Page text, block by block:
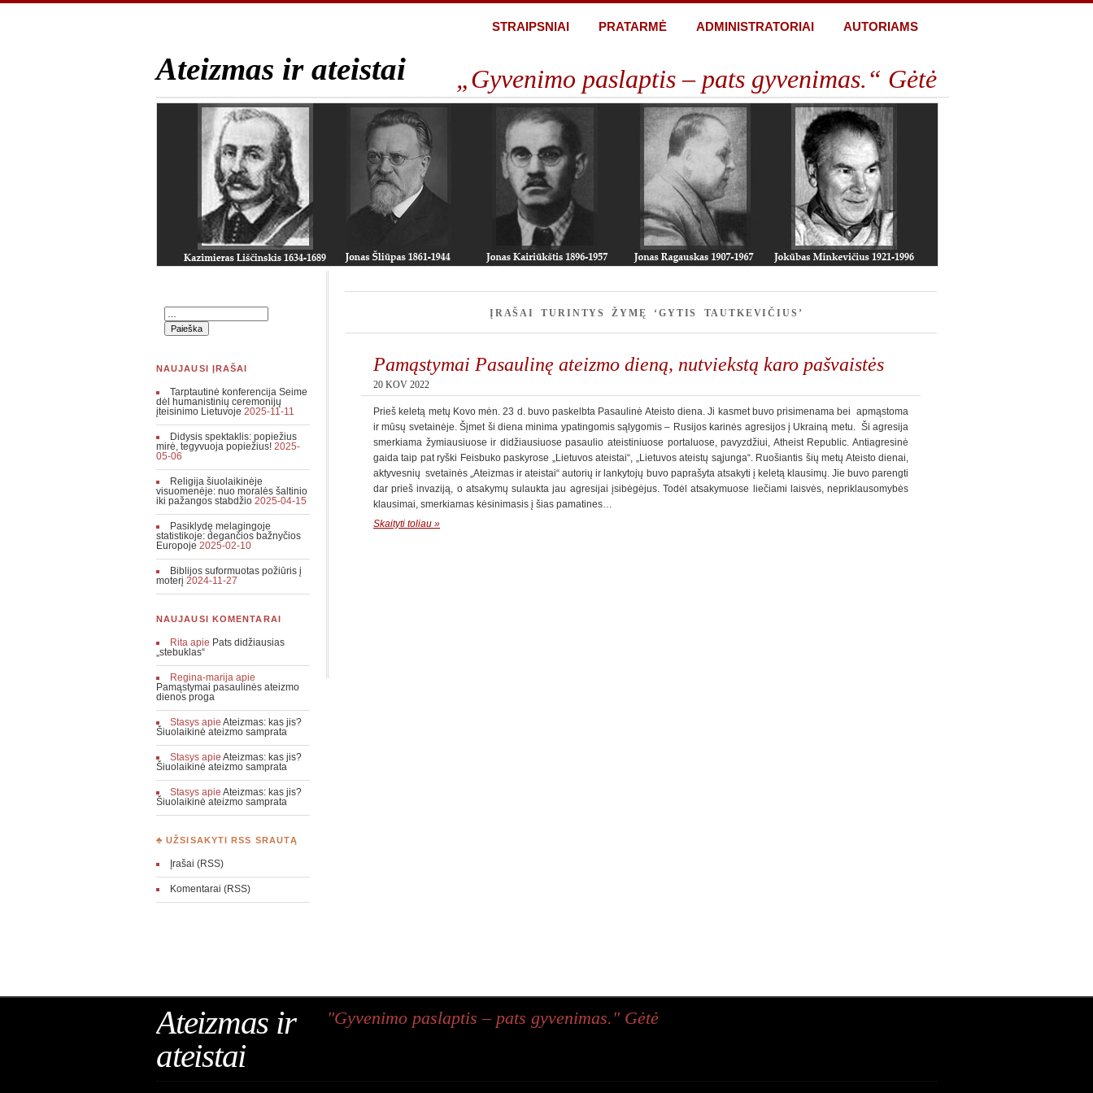
STRAIPSNIAI PRATARMĖ ADMINISTRATORIAI AUTORIAMS
Ateizmas ir ateistai „Gyvenimo paslaptis – pats gyvenimas.“ Gėtė
ĮRAŠAI TURINTYS ŽYMĘ ‘GYTIS TAUTKEVIČIUS’
Pamąstymai Pasaulinę ateizmo dieną, nutviekstą karo pašvaistės
20 KOV 2022
Prieš keletą metų Kovo mėn. 23 d. buvo paskelbta Pasaulinė Ateisto diena. Ji kasmet buvo prisimenama bei apmąstoma
ir mūsų svetainėje. Šįmet ši diena minima ypatingomis sąlygomis – Rusijos karinės agresijos į Ukrainą metu. Ši agresija
smerkiama žymiausiuose ir didžiausiuose pasaulio ateistiniuose portaluose, pavyzdžiui, Atheist Republic. Antiagresinė
gaida taip pat ryški Feisbuko paskyrose „Lietuvos ateistai“, „Lietuvos ateistų sąjunga“. Ruošiantis šių metų Ateisto dienai,
aktyvesnių svetainės „Ateizmas ir ateistai“ autorių ir lankytojų buvo paprašyta atsakyti į keletą klausimų. Jie buvo parengti
dar prieš invaziją, o atsakymų sulaukta jau agresijai įsibėgėjus. Todėl atsakymuose liečiami laisvės, nepriklausomybės
klausimai, smerkiamas kėsinimasis į šias pamatines…
Skaityti toliau »
NAUJAUSI ĮRAŠAI
Tarptautinė konferencija Seime
dėl humanistinių ceremonijų
įteisinimo Lietuvoje 2025-11-11
Didysis spektaklis: popiežius
mirė, tegyvuoja popiežius! 2025-
05-06
Religija šiuolaikinėje
visuomenėje: nuo moralės šaltinio
iki pažangos stabdžio 2025-04-15
Pasiklydę melagingoje
statistikoje: degančios bažnyčios
Europoje 2025-02-10
Biblijos suformuotas požiūris į
moterį 2024-11-27
NAUJAUSI KOMENTARAI
Rita apie Pats didžiausias
„stebuklas“
Regina-marija apie
Pamąstymai pasaulinės ateizmo
dienos proga
Stasys apieAteizmas: kas jis?
Šiuolaikinė ateizmo samprata
Stasys apieAteizmas: kas jis?
Šiuolaikinė ateizmo samprata
Stasys apieAteizmas: kas jis?
Šiuolaikinė ateizmo samprata
♣ UŽSISAKYTI RSS SRAUTĄ
Įrašai (RSS)
Komentarai (RSS)
Ateizmas ir
ateistai
"Gyvenimo paslaptis – pats gyvenimas." Gėtė